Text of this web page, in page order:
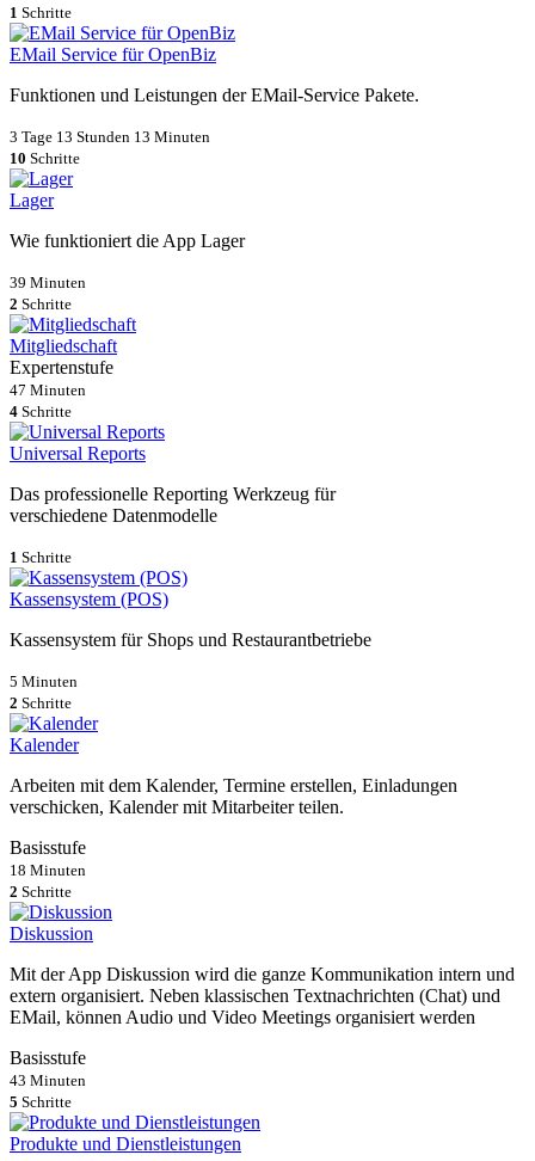
1 Schritte
EMail Service für OpenBiz
Funktionen und Leistungen der EMail-Service Pakete.
3 Tage 13 Stunden 13 Minuten
10 Schritte
Lager
Wie funktioniert die App Lager
39 Minuten
2 Schritte
Mitgliedschaft
Expertenstufe
47 Minuten
4 Schritte
Universal Reports
Das professionelle Reporting Werkzeug für
verschiedene Datenmodelle
1 Schritte
Kassensystem (POS)
Kassensystem für Shops und Restaurantbetriebe
5 Minuten
2 Schritte
Kalender
Arbeiten mit dem Kalender, Termine erstellen, Einladungen
verschicken, Kalender mit Mitarbeiter teilen.
Basisstufe
18 Minuten
2 Schritte
Diskussion
Mit der App Diskussion wird die ganze Kommunikation intern und
extern organisiert. Neben klassischen Textnachrichten (Chat) und
EMail, können Audio und Video Meetings organisiert werden
Basisstufe
43 Minuten
5 Schritte
Produkte und Dienstleistungen